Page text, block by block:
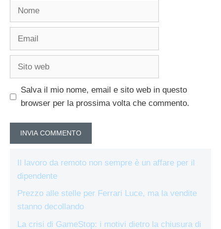
Nome
Email
Sito
Salva il mio nome, email e sito web in questo
browser per la prossima volta che commento.
Il lavoro da remoto non sempre è un affare per il
dipendente
Prezzo alle stelle per Ferrari Luce, ma la vendite
stanno decollando
La crisi di GameStop: i motivi dietro la chiusura di